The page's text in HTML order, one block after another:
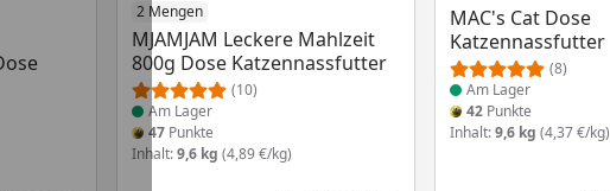
2 Mengen
MJAMJAM Leckere Mahlzeit
800g Dose Katzennassfutter
(10)
Produkt am Lager
Am Lager
47Punkte
Inhalt:9,6 kg (4,89 €/kg)
MAC's Cat Dose
Katzennassfutter
(8)
Produkt am Lager
Am Lager
42 Punkte
Inhalt:9,6 kg (4,37 €/kg)